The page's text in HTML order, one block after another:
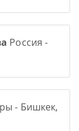
Россия -
- Бишкек,